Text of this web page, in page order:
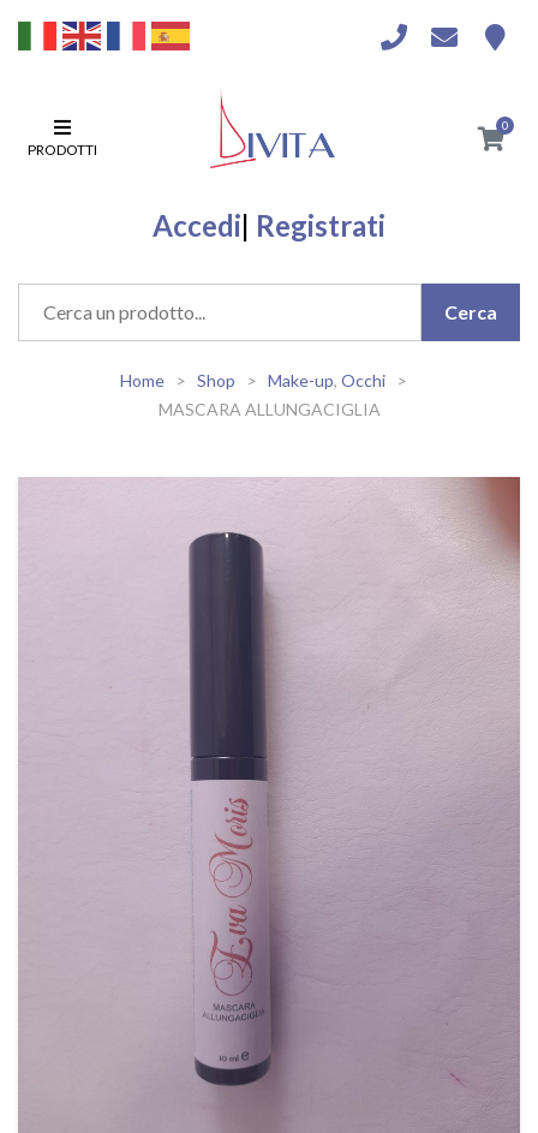
PRODOTTI
0
Accedi| Registrati
Home Shop Make-up, Occhi
MASCARA ALLUNGACIGLIA